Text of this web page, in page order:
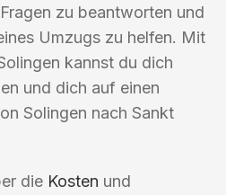
zu beantworten und
Umzugs zu helfen. Mit
kannst du dich
und dich auf einen
Solingen nach Sankt
die Kosten und